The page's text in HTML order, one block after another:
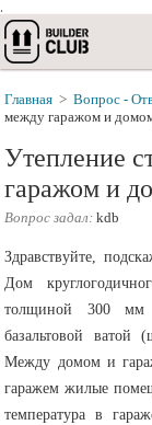
.
Главная > Вопрос -
между гаражом и
Утепление
гаражом и
Вопрос задал: kdb
Здравствуйте,
Дом
толщиной 300 мм
базальтовой ватой
Между домом и
гаражем жилые
температура в